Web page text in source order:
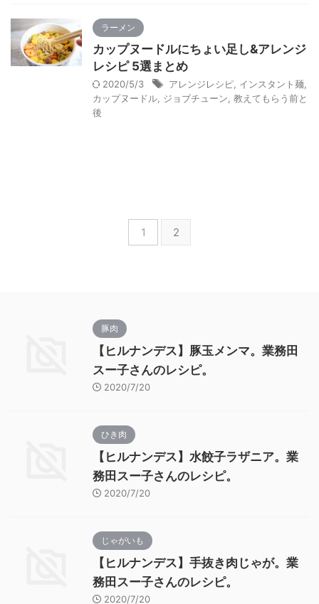
ラーメン
カップヌードルにちょい足し&アレンジ
レシピ 5選まとめ
2020/5/3 アレンジレシピ インスタント麺
カップヌードル ジョブチューン 教えてもらう前と
後
1 2
豚肉
【ヒルナンデス】豚玉メンマ。業務田
スー子さんのレシピ。
2020/7/20
ひき肉
【ヒルナンデス】水餃子ラザニア。業
務田スー子さんのレシピ。
2020/7/20
じゃがいも
【ヒルナンデス】手抜き肉じゃが。業
務田スー子さんのレシピ。
2020/7/20